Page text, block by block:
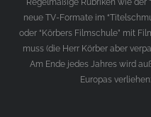
Regelmäßige Rubriken wie der
neue TV-Formate im
oder “Körbers Filmschule” mit
muss (die Herr Körber aber
Am Ende jedes Jahres wird
Europas